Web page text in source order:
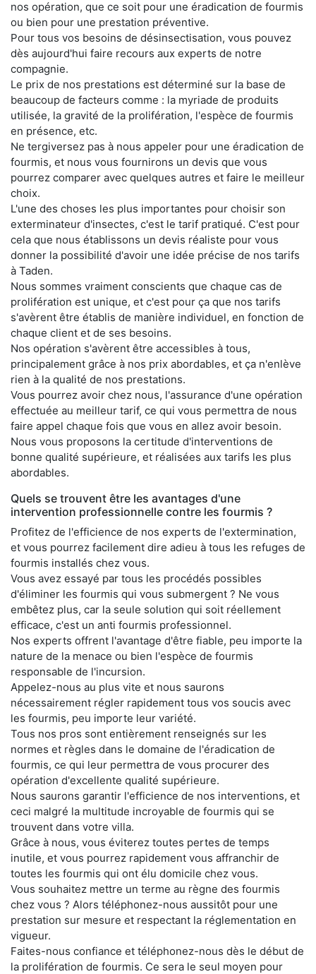
nos opération, que ce soit pour une éradication de fourmis
ou bien pour une prestation préventive.
Pour tous vos besoins de désinsectisation, vous pouvez
dès aujourd'hui faire recours aux experts de notre
compagnie.
Le prix de nos prestations est déterminé sur la base de
beaucoup de facteurs comme : la myriade de produits
utilisée, la gravité de la prolifération, l'espèce de fourmis
en présence, etc.
Ne tergiversez pas à nous appeler pour une éradication de
fourmis, et nous vous fournirons un devis que vous
pourrez comparer avec quelques autres et faire le meilleur
choix.
L'une des choses les plus importantes pour choisir son
exterminateur d'insectes, c'est le tarif pratiqué. C'est pour
cela que nous établissons un devis réaliste pour vous
donner la possibilité d'avoir une idée précise de nos tarifs
à Taden.
Nous sommes vraiment conscients que chaque cas de
prolifération est unique, et c'est pour ça que nos tarifs
s'avèrent être établis de manière individuel, en fonction de
chaque client et de ses besoins.
Nos opération s'avèrent être accessibles à tous,
principalement grâce à nos prix abordables, et ça n'enlève
rien à la qualité de nos prestations.
Vous pourrez avoir chez nous, l'assurance d'une opération
effectuée au meilleur tarif, ce qui vous permettra de nous
faire appel chaque fois que vous en allez avoir besoin.
Nous vous proposons la certitude d'interventions de
bonne qualité supérieure, et réalisées aux tarifs les plus
abordables.
Quels se trouvent être les avantages d'une
intervention professionnelle contre les fourmis ?
Profitez de l'efficience de nos experts de l'extermination,
et vous pourrez facilement dire adieu à tous les refuges de
fourmis installés chez vous.
Vous avez essayé par tous les procédés possibles
d'éliminer les fourmis qui vous submergent ? Ne vous
embêtez plus, car la seule solution qui soit réellement
efficace, c'est un anti fourmis professionnel.
Nos experts offrent l'avantage d'être fiable, peu importe la
nature de la menace ou bien l'espèce de fourmis
responsable de l'incursion.
Appelez-nous au plus vite et nous saurons
nécessairement régler rapidement tous vos soucis avec
les fourmis, peu importe leur variété.
Tous nos pros sont entièrement renseignés sur les
normes et règles dans le domaine de l'éradication de
fourmis, ce qui leur permettra de vous procurer des
opération d'excellente qualité supérieure.
Nous saurons garantir l'efficience de nos interventions, et
ceci malgré la multitude incroyable de fourmis qui se
trouvent dans votre villa.
Grâce à nous, vous éviterez toutes pertes de temps
inutile, et vous pourrez rapidement vous affranchir de
toutes les fourmis qui ont élu domicile chez vous.
Vous souhaitez mettre un terme au règne des fourmis
chez vous ? Alors téléphonez-nous aussitôt pour une
prestation sur mesure et respectant la réglementation en
vigueur.
Faites-nous confiance et téléphonez-nous dès le début de
la prolifération de fourmis. Ce sera le seul moyen pour